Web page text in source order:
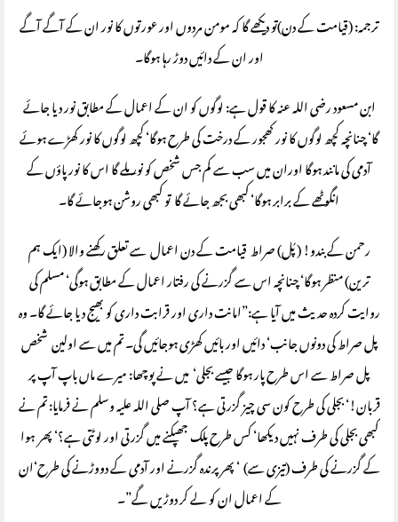
ترجمہ: (قیامت کے دن)تو دیکھے گا کہ مومن مردوں اور عورتوں کا نور ان کے آگے آگے
اور ان کے دائیں دوڑ رہا ہوگا۔
ابن مسعود رضی اللہ عنہ کا قول ہے: لوگوں کو ان کے اعمال کے مطابق نور دیا جائے
گا‘ چنانچہ کچھ لوگوں کا نور کھجور کے درخت کی طرح ہوگا‘ کچھ لوگوں کا نور کھڑے ہوئے
آدمی کی مانند ہوگا اوران میں سب سے کم جس شخص کو نور ملے گا اس کا نور پاؤں کے
انگوٹھے کے برابر ہوگا‘ کبھی بجھ جائے گا تو کبھی روشن ہوجائے گا۔
رحمن کے بندو! ( پُل) صراط قیامت کے دن اعمال سے تعلق رکھنے والا (ایک ہم
ترین) منظر ہوگا‘ چنانچہ اس سے گزرنے کی رفتار اعمال کے مطابق ہوگی‘ مسلم کی
روایت کردہ حدیث میں آیا ہے:”امانت داری اور قرابت داری کو بھیج دیا جائے گا۔ وہ
پل صراط کی دونوں جانب‘ دائیں اور بائیں کھڑی ہوجائیں گی۔ تم میں سے اولین شخص
پل صراط سے اس طرح پار ہوگا جیسے بجلی‘ میں نے پوچھا: میرے ماں باپ آپ پر
قربان!‘ بجلی کی طرح کون سی چیز گزرتی ہے؟ آپ صلی اللہ علیہ وسلم نے فرمایا: تم نے
کبھی بجلی کی طرف نہیں دیکھا‘ کس طرح پلک جھپکنے میں گزرتی اور لوٹتی ہے؟‘ پھر ہوا
کے گزرنے کی طرف (تیزی سے) ‘ پھر پرندہ گزرنے اور آدمی کے دووڑنے کی طرح‘ان
کے اعمال ان کو لے کر دوڑیں گے”۔